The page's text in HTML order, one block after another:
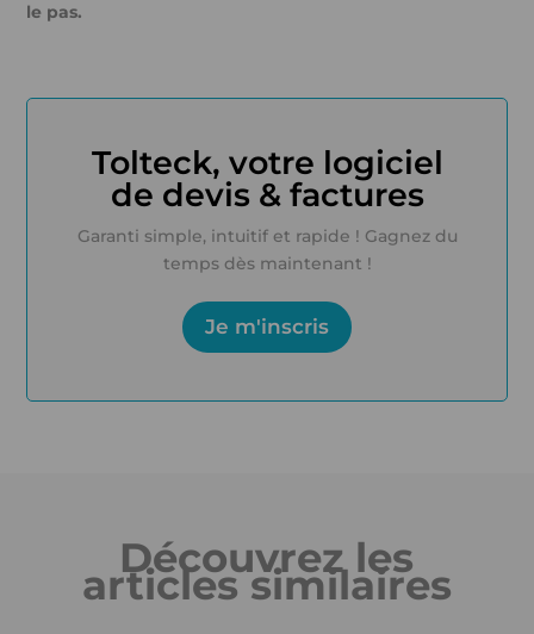
le pas.
Tolteck, votre logiciel
de devis & factures
Garanti simple, intuitif et rapide ! Gagnez du
temps dès maintenant !
Je m'inscris
Découvrez les
articles similaires